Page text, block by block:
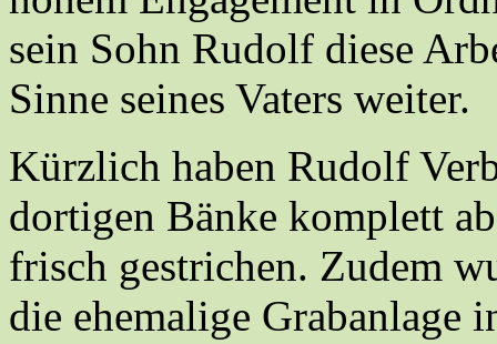
sein Sohn Rudolf diese
Sinne seines Vaters weiter.
Kürzlich haben Rudolf
dortigen Bänke komplett
frisch gestrichen. Zudem
die ehemalige Grabanlage